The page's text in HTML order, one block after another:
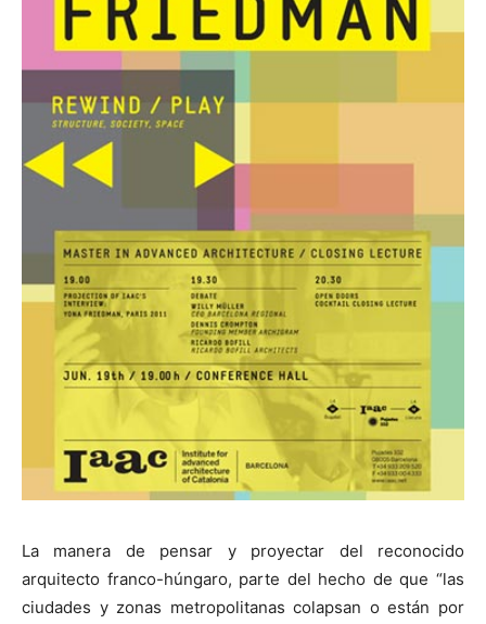
La manera de pensar y proyectar del reconocido
arquitecto franco-húngaro, parte del hecho de que “las
ciudades y zonas metropolitanas colapsan o están por